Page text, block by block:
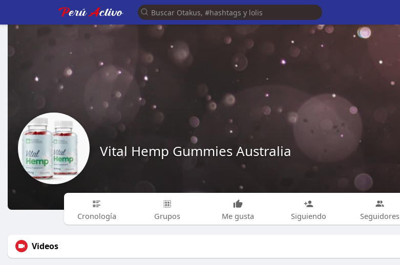
Vital Hemp Gummies Australia
Cronología Grupos Me gusta Siguiendo Seguidores
Videos